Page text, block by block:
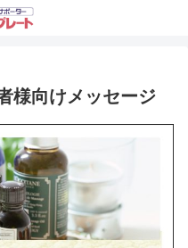
様向けメッセージ